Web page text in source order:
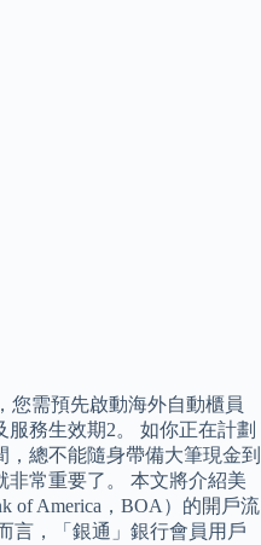
您需預先啟動海外自動櫃員
務生效期2。 如你正在計劃
總不能隨身帶備大筆現金到
常重要了。 本文將介紹美
of America，BOA）的開戶流
言，「銀通」銀行會員用戶